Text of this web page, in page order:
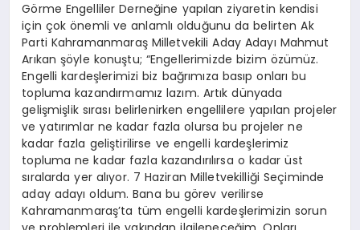
Görme Engelliler Derneğine yapılan ziyaretin kendisi
için çok önemli ve anlamlı olduğunu da belirten Ak
Parti Kahramanmaraş Milletvekili Aday Adayı Mahmut
Arıkan şöyle konuştu; “Engellerimizde bizim özümüz.
Engelli kardeşlerimizi biz bağrımıza basıp onları bu
topluma kazandırmamız lazım. Artık dünyada
gelişmişlik sırası belirlenirken engellilere yapılan projeler
ve yatırımlar ne kadar fazla olursa bu projeler ne
kadar fazla geliştirilirse ve engelli kardeşlerimiz
topluma ne kadar fazla kazandırılırsa o kadar üst
sıralarda yer alıyor. 7 Haziran Milletvekilliği Seçiminde
aday adayı oldum. Bana bu görev verilirse
Kahramanmaraş’ta tüm engelli kardeşlerimizin sorun